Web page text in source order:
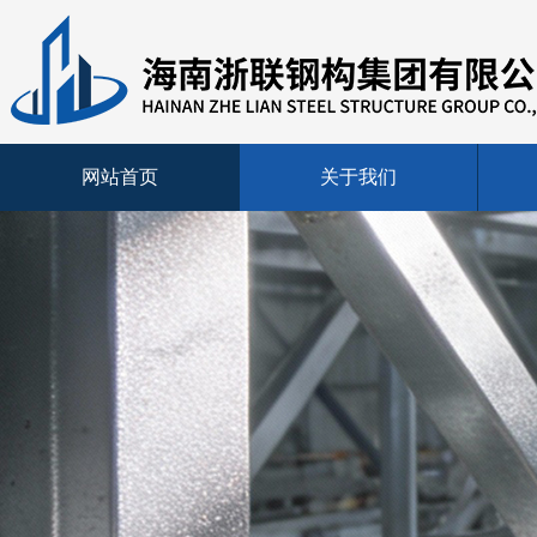
网站首页 关于我们